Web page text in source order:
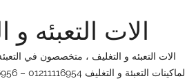
الات التعبئه و
الات التعبئه و التغليف ، متخصصون في
لماكينات التعبئة و التغليف 01211116954 – 01211116956 – 01211116958